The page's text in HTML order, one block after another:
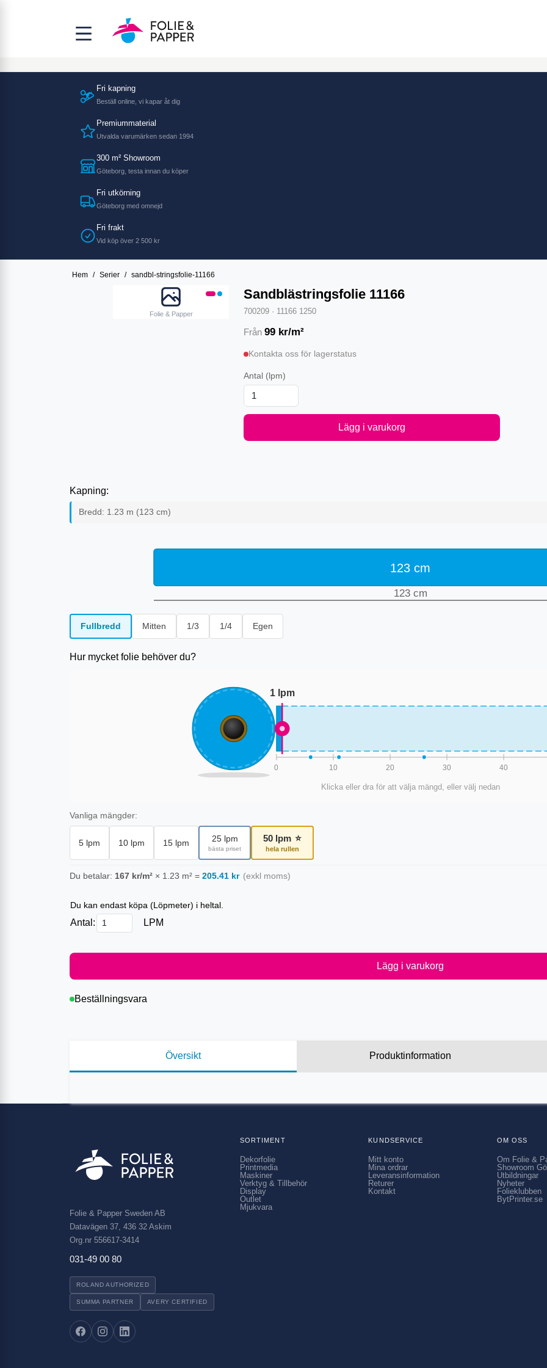
Fri kapning
Beställ online, vi kapar åt dig
Premiummaterial
Utvalda varumärken sedan 1994
300 m² Showroom
Göteborg, testa innan du köper
Fri utkörning
Göteborg med omnejd
Fri frakt
Vid köp över 2 500 kr
Hem / Serier / sandbl-stringsfolie-11166
Folie & Papper
Sandblästringsfolie 11166
700209 · 11166 1250
Från 99 kr/m²
Kontakta oss för lagerstatus
Antal (lpm)
Lägg i varukorg
Kapning:
Bredd: 1.23 m (123 cm)
123 cm
123cm
Fullbredd Mitten 1/3 1/4 Egen
Hur mycket folie behöver du?
1lpm
0 10 20 30 40
Klicka eller dra för att välja mängd, eller välj nedan
Vanliga mängder:
5 lpm 10 lpm 15 lpm 25lpm
bästa priset
50 lpm ⭐
hela rullen
Du betalar: 167 kr/m² × 1.23 m² = 205.41 kr (exkl moms)
Du kan endast köpa (Löpmeter) i heltal.
Antal: LPM
Lägg i varukorg
Beställningsvara
Översikt Produktinformation
Folie & Papper Sweden AB
Datavägen 37, 436 32 Askim
Org.nr 556617-3414
031-49 00 80
ROLAND AUTHORIZED
SUMMA PARTNER AVERY CERTIFIED
SORTIMENT
Dekorfolie
Printmedia
Maskiner
Verktyg & Tillbehör
Display
Outlet
Mjukvara
KUNDSERVICE
Mitt konto
Mina ordrar
Leveransinformation
Returer
Kontakt
OM OSS
Om Folie &
Showroom
Utbildningar
Nyheter
Folieklubben
BytPrinter.se